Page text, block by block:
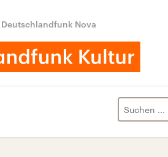
Deutschlandfunk Nova